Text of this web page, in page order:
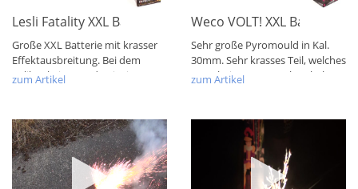
Lesli Fatality XXL Batterie
Große XXL Batterie mit krasser
Effektausbreitung. Bei dem
Kaliber kein Wunder, ist ja
zum Artikel
Weco VOLT! XXL Batterie
Sehr große Pyromould in Kal.
30mm. Sehr krasses Teil, welches
es so bei Penny gegeben haben
zum Artikel